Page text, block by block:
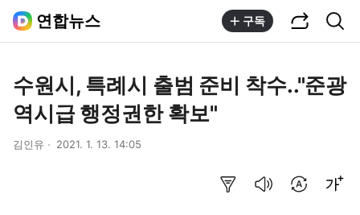
연합뉴스 구독
수원시, 특례시 출범 준비 착수.."준광
역시급 행정권한 확보"
김인유 2021. 1. 13. 14:05